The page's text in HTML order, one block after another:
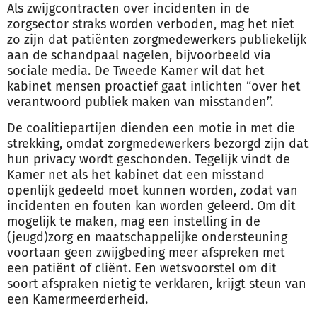
Als zwijgcontracten over incidenten in de
zorgsector straks worden verboden, mag het niet
zo zijn dat patiënten zorgmedewerkers publiekelijk
aan de schandpaal nagelen, bijvoorbeeld via
sociale media. De Tweede Kamer wil dat het
kabinet mensen proactief gaat inlichten “over het
verantwoord publiek maken van misstanden”.
De coalitiepartijen dienden een motie in met die
strekking, omdat zorgmedewerkers bezorgd zijn dat
hun privacy wordt geschonden. Tegelijk vindt de
Kamer net als het kabinet dat een misstand
openlijk gedeeld moet kunnen worden, zodat van
incidenten en fouten kan worden geleerd. Om dit
mogelijk te maken, mag een instelling in de
(jeugd)zorg en maatschappelijke ondersteuning
voortaan geen zwijgbeding meer afspreken met
een patiënt of cliënt. Een wetsvoorstel om dit
soort afspraken nietig te verklaren, krijgt steun van
een Kamermeerderheid.